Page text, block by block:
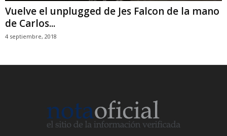
Vuelve el unplugged de Jes Falcon de la mano
de Carlos...
4 septiembre, 2018